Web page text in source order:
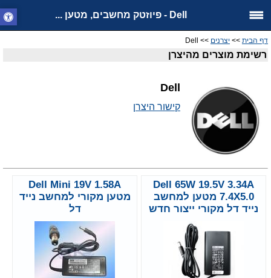
Dell - פיוזטק מחשבים, מטען ...
דף הבית >> יצרנים >> Dell
רשימת מוצרים מהיצרן
Dell
קישור היצרן
Dell 65W 19.5V 3.34A
7.4X5.0 מטען למחשב
נייד דל מקורי ייצור חדש
Dell Mini 19V 1.58A
מטען מקורי למחשב נייד
דל